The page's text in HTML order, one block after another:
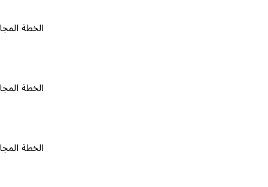
الخطة المجانية ٠
الخطة المجانية ٠
الخطة المجانية ٠